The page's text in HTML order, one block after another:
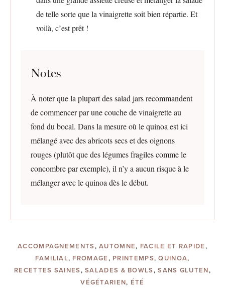
de telle sorte que la vinaigrette soit bien répartie. Et
voilà, c’est prêt !
Notes
À noter que la plupart des salad jars recommandent
de commencer par une couche de vinaigrette au
fond du bocal. Dans la mesure où le quinoa est ici
mélangé avec des abricots secs et des oignons
rouges (plutôt que des légumes fragiles comme le
concombre par exemple), il n’y a aucun risque à le
mélanger avec le quinoa dès le début.
ACCOMPAGNEMENTS,AUTOMNE, FACILE ET RAPIDE,
FAMILIAL, FROMAGE, PRINTEMPS,QUINOA,
RECETTES SAINES,SALADES & BOWLS,SANS GLUTEN,
VÉGÉTARIEN, ÉTÉ